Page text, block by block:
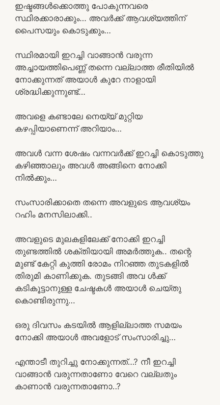
ഇഷ്ടങ്ങൾക്കൊത്തു പോകുന്നവരെ
സ്ഥിരക്കാരാക്കും… അവർക്ക് ആവശ്യത്തിന്
പൈസയും കൊടുക്കും…
സ്ഥിരമായി ഇറച്ചി വാങ്ങാൻ വരുന്ന
അച്ചായത്തിപെണ്ണ് തന്നെ വല്ലാത്ത രീതിയിൽ
നോക്കുന്നത് അയാൾ കുറേ നാളായി
ശ്രദ്ധിക്കുന്നുണ്ട്…
അവളെ കണ്ടാലേ നെയ്യ് മുറ്റിയ
കഴപ്പിയാണെന്ന് അറിയാം…
അവൾ വന്ന ശേഷം വന്നവർക്ക് ഇറച്ചി കൊടുത്തു
കഴിഞ്ഞാലും അവൾ അങ്ങിനെ നോക്കി
നിൽക്കും…
സംസാരിക്കാതെ തന്നെ അവളുടെ ആവശ്യം
റഹിം മനസിലാക്കി..
അവളുടെ മുലകളിലേക്ക് നോക്കി ഇറച്ചി
തുണ്ടത്തിൽ ശക്തിയായി അമർത്തുക.. തന്റെ
മുണ്ട് കേറ്റി കുത്തി രോമം നിറഞ്ഞ തുടകളിൽ
തിരുമി കാണിക്കുക. തുടങ്ങി അവ ൾക്ക്
കടികൂട്ടാനുള്ള ചേഷ്ടകൾ അയാൾ ചെയ്തു
കൊണ്ടിരുന്നു…
ഒരു ദിവസം കടയിൽ ആളില്ലാത്ത സമയം
നോക്കി അയാൾ അവളോട് സംസാരിച്ചു…
എന്താടീ തുറിച്ചു നോക്കുന്നത്…? നീ ഇറച്ചി
വാങ്ങാൻ വരുന്നതാണോ വേറെ വല്ലതും
കാണാൻ വരുന്നതാണോ..?